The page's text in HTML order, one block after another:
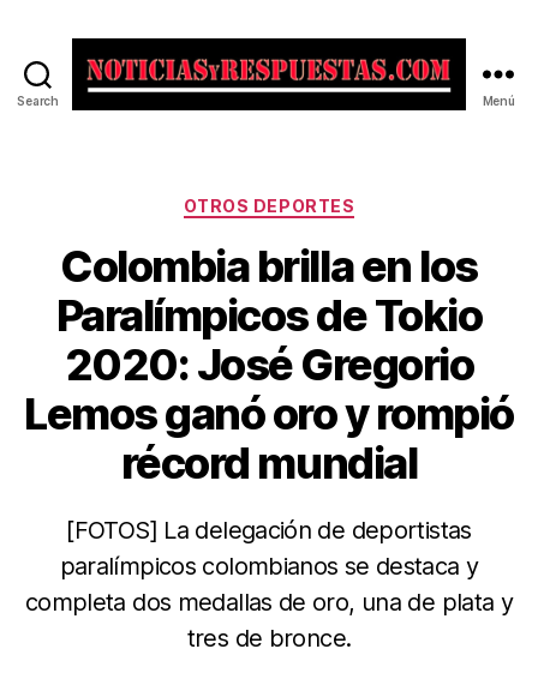
Search Menú
Categorías
OTROS DEPORTES
Colombia brilla en los
Paralímpicos de Tokio
2020: José Gregorio
Lemos ganó oro y rompió
récord mundial
[FOTOS] La delegación de deportistas
paralímpicos colombianos se destaca y
completa dos medallas de oro, una de plata y
tres de bronce.